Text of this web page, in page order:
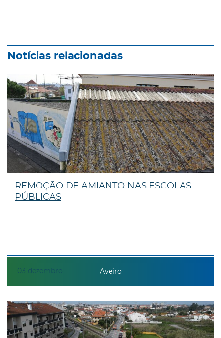
Notícias relacionadas
03 dezembro
REMOÇÃO DE AMIANTO NAS ESCOLAS
PÚBLICAS
Aveiro